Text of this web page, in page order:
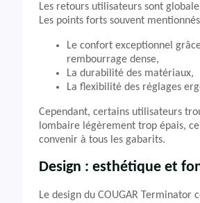
Les retours utilisateurs sont
Les points forts souvent
Le confort exceptionnel
rembourrage dense,
La durabilité des matériaux,
La flexibilité des réglages
Cependant, certains utilisateurs
lombaire légèrement trop épais,
convenir à tous les gabarits.
Design : esthétique et
Le design du COUGAR Terminator